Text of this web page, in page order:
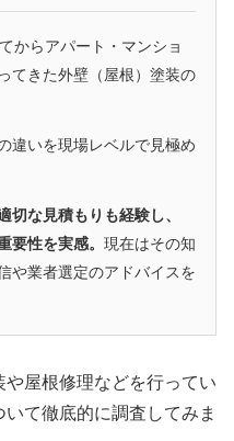
からアパート・マンショ
てきた外壁（屋根）塗装の
違いを現場レベルで見極め
切な見積もりも経験し、
要性を実感。 現在はその知
や業者選定のアドバイスを
屋根修理などを行ってい
いて徹底的に調査してみま